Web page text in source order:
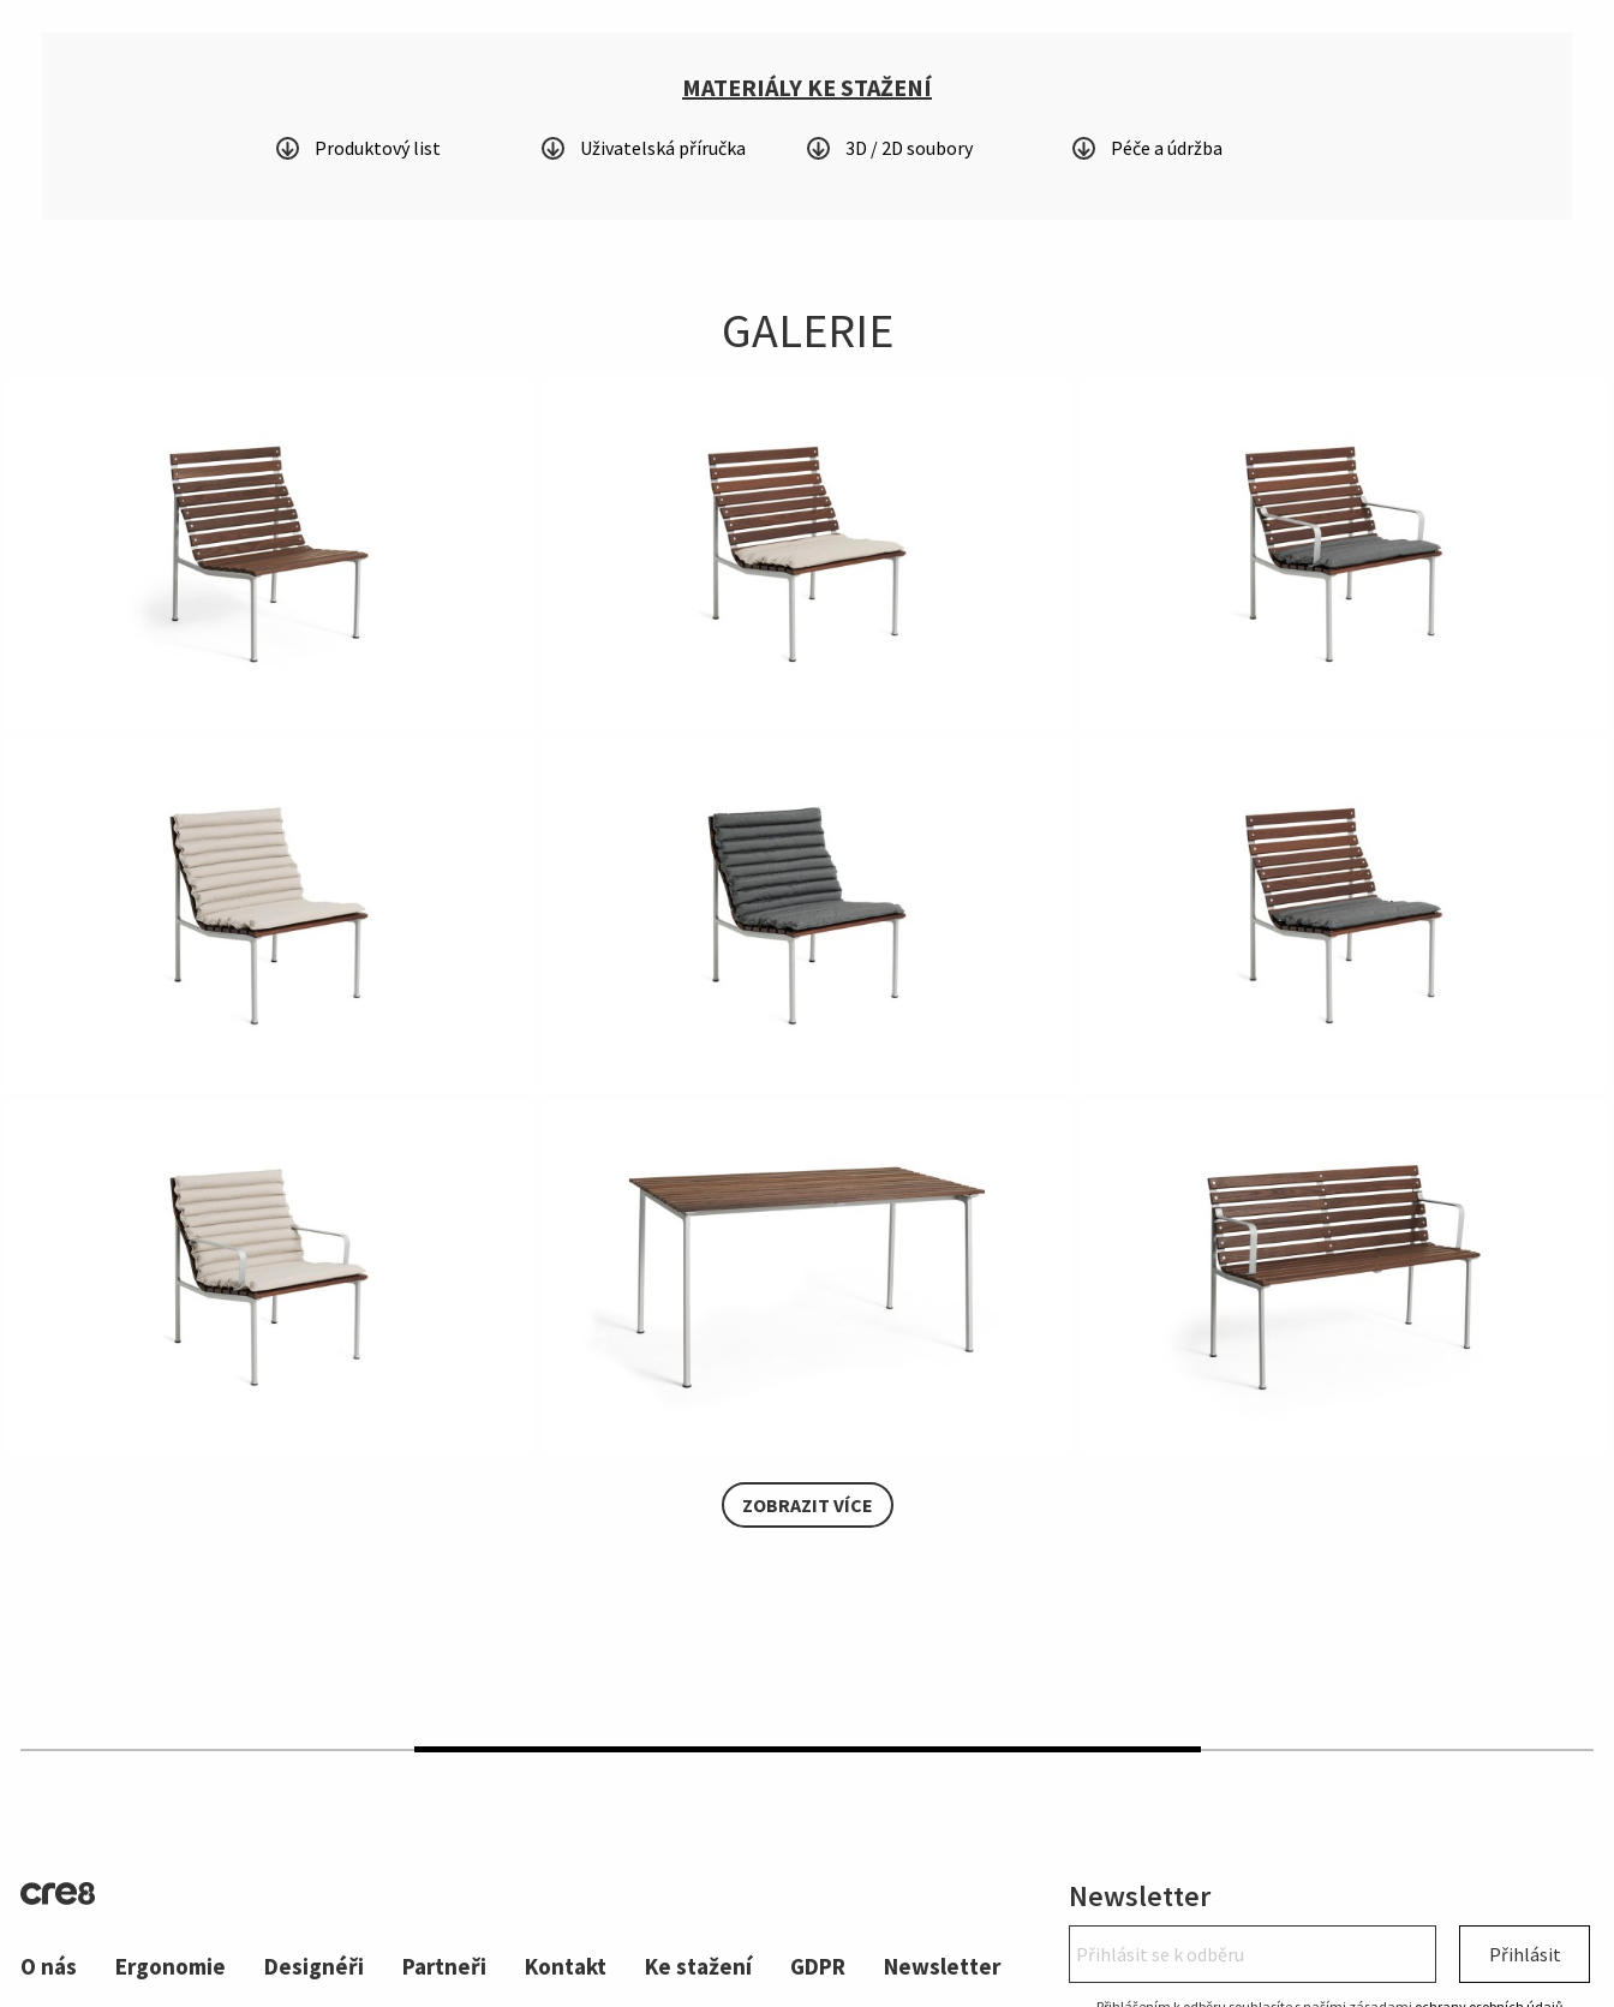
MATERIÁLY KE STAŽENÍ
Produktový list Uživatelská příručka 3D / 2D soubory Péče a údržba
GALERIE
ZOBRAZIT VÍCE
O nás Ergonomie Designéři Partneři Kontakt Ke stažení GDPR Newsletter
Newsletter
Přihlásit